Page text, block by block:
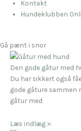
Kontakt
Hundeklubben
Gå pænt i snor
Den gode gåtur med
Du har sikkert også
gode gåture sammen
gåtur med
Læs indlæg »